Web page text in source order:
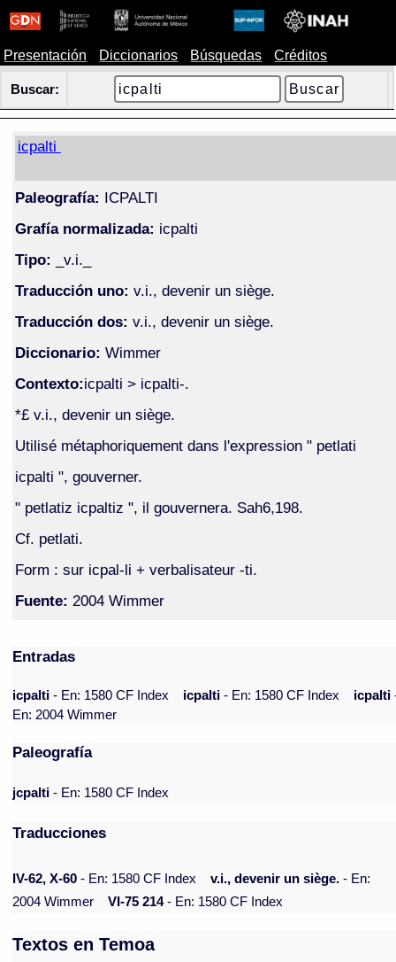
Presentación Diccionarios Búsquedas Créditos
Buscar:
icpalti
Paleografía: ICPALTI
Grafía normalizada: icpalti
Tipo: _v.i._
Traducción uno: v.i., devenir un siège.
Traducción dos: v.i., devenir un siège.
Diccionario: Wimmer
Contexto:icpalti > icpalti-.
*£ v.i., devenir un siège.
Utilisé métaphoriquement dans l'expression " petlati
icpalti ", gouverner.
" petlatiz icpaltiz ", il gouvernera. Sah6,198.
Cf. petlati.
Form : sur icpal-li + verbalisateur -ti.
Fuente: 2004 Wimmer
Entradas
icpalti- En: 1580 CF Index icpalti- En: 1580 CF Index icpalti
En: 2004 Wimmer
Paleografía
jcpalti - En: 1580 CF Index
Traducciones
IV-62, X-60 - En: 1580 CF Index v.i., devenir un siège. - En:
2004 Wimmer
VI-75 214- En: 1580 CF Index
Textos en Temoa